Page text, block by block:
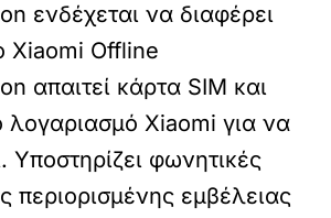
ενδέχεται να διαφέρει
Xiaomi Offline
απαιτεί κάρτα SIM και
λογαριασμό Xiaomi για να
Υποστηρίζει φωνητικές
περιορισμένης εμβέλειας